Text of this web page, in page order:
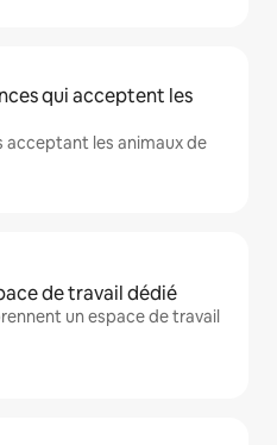
qui acceptent les
acceptant les animaux de
de travail dédié
un espace de travail